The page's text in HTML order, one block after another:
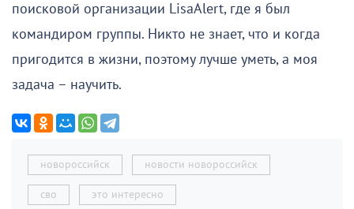
поисковой организации LisaAlert, где я был
командиром группы. Никто не знает, что и когда
пригодится в жизни, поэтому лучше уметь, а моя
задача – научить.
новороссийск новости новороссийск
сво это интересно